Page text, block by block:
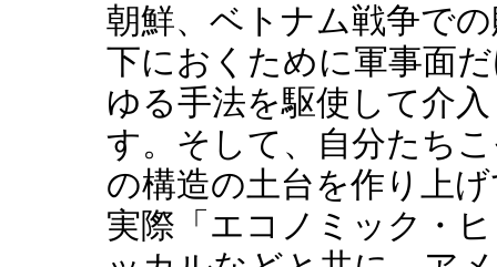
朝鮮、ベトナム戦争で
下におくために軍事面
ゆる手法を駆使して介
す。そして、自分たち
の構造の土台を作り上
実際「エコノミック・